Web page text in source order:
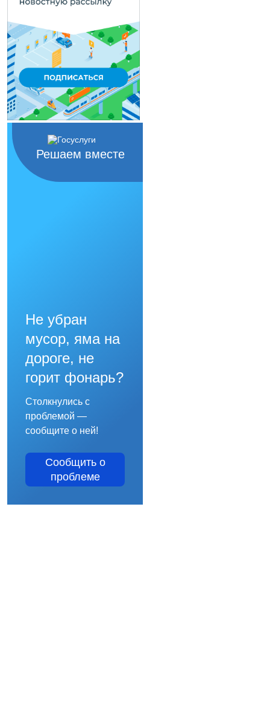
Решаем вместе
Не убран
мусор, яма на
дороге, не
горит фонарь?
Столкнулись с
проблемой —
сообщите о ней!
Сообщить о
проблеме